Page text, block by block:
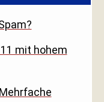
mit hohem